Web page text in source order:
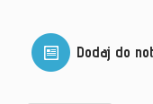
Dodaj do